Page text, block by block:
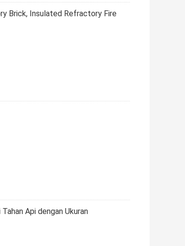
Brick, Insulated Refractory Fire
Api dengan Ukuran